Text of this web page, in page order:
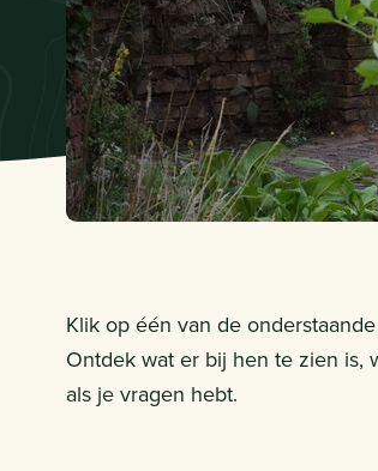
Klik op één van de
Ontdek wat er bij hen te zien is,
als je vragen hebt.